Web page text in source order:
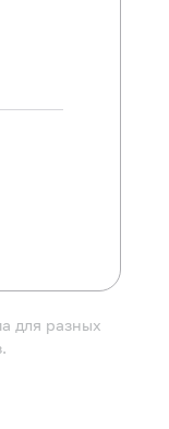
для разных